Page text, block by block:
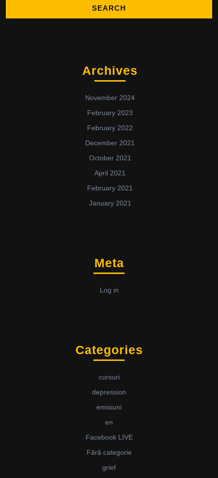
Archives
November 2024
February 2023
February 2022
December 2021
October 2021
April 2021
February 2021
January 2021
Meta
Log in
Categories
cursuri
depression
emisiuni
en
Facebook LIVE
Fără categorie
grief